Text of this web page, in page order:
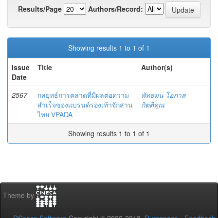
Results/Page
Authors/Record:
Showing results 1 to 1 of 1
Issue
Date
Title Author(s)
2567
กลยุทธ์การตลาดที่มีผลต่อความ
สำเร็จของแบรนด์รองเท้าจักสาน
ไทย VPADA
พัทธมน โอภาส
กิตติคุณ
Showing results 1 to 1 of 1
Theme by